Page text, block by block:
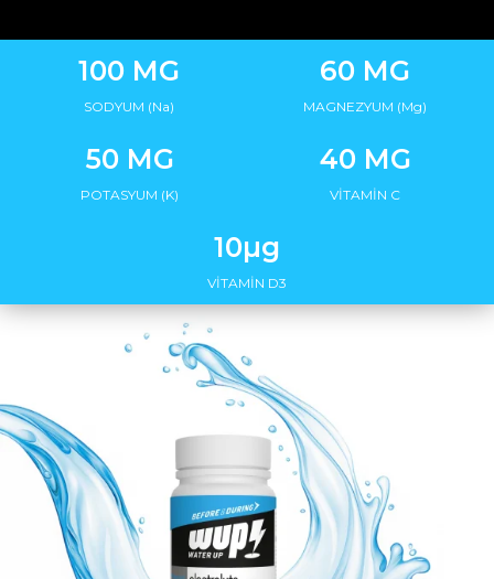
100 MG
SODYUM (Na)
60 MG
MAGNEZYUM (Mg)
50 MG
POTASYUM (K)
40 MG
VİTAMİN C
10µg
VİTAMİN D3